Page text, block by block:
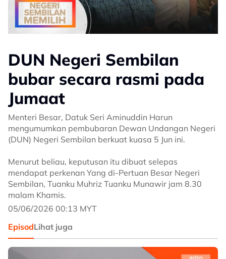
DUN Negeri Sembilan
bubar secara rasmi pada
Jumaat
Menteri Besar, Datuk Seri Aminuddin Harun
mengumumkan pembubaran Dewan Undangan Negeri
(DUN) Negeri Sembilan berkuat kuasa 5 Jun ini.
Menurut beliau, keputusan itu dibuat selepas
mendapat perkenan Yang di-Pertuan Besar Negeri
Sembilan, Tuanku Muhriz Tuanku Munawir jam 8.30
malam Khamis.
05/06/2026 00:13 MYT
EpisodLihat juga